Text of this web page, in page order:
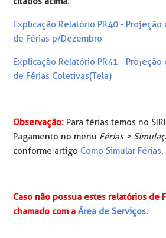
Explicação Relatório PR40 -
de Férias p/Dezembro
Explicação Relatório PR41 -
de Férias Coletivas(Tela)
Observação: Para férias temos no
Pagamento no menu Férias >
conforme artigo Como Simular Férias.
Caso não possua estes relatórios de
chamado com aÁrea de Serviços.